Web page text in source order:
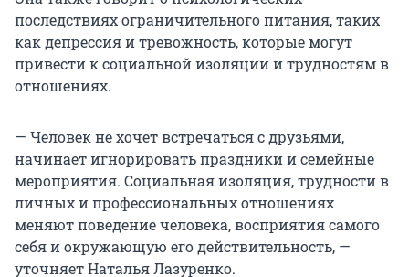
последствиях ограничительного питания, таких
как депрессия и тревожность, которые могут
привести к социальной изоляции и трудностям в
отношениях.
— Человек не хочет встречаться с друзьями,
начинает игнорировать праздники и семейные
мероприятия. Социальная изоляция, трудности в
личных и профессиональных отношениях
меняют поведение человека, восприятия самого
себя и окружающую его действительность, —
уточняет Наталья Лазуренко.